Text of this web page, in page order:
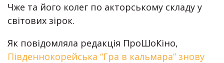
Чже та його колег по акторському складу у
світових зірок.
Як повідомляла редакція ПроШоКіно,
Південнокорейська “Гра в кальмара” знову